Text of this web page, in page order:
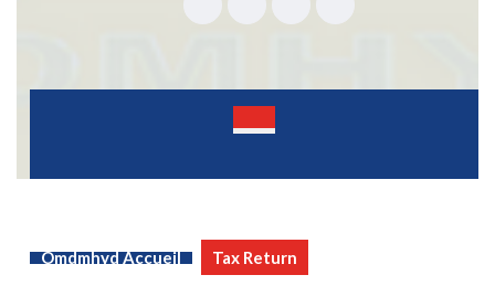
Omdmhyd Accueil Tax Return